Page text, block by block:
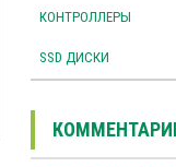
КОНТРОЛЛЕРЫ
SSD ДИСКИ